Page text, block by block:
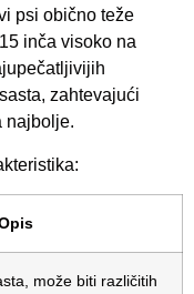
psi obično teže
inča visoko na
zahtevajući
najbolje.
može biti različitih